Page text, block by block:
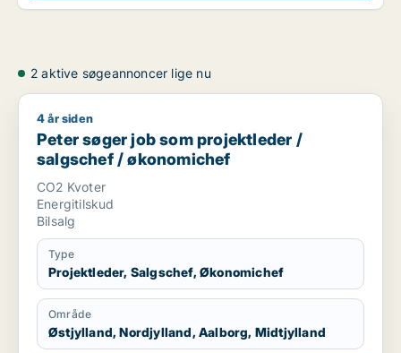
2 aktive søgeannoncer lige nu
Peter søger job som projektleder / salgschef / økonomichef
4 år siden
Peter søger job som projektleder /
salgschef / økonomichef
CO2 Kvoter
Energitilskud
Bilsalg
Type
Projektleder, Salgschef, Økonomichef
Område
Østjylland, Nordjylland, Aalborg, Midtjylland